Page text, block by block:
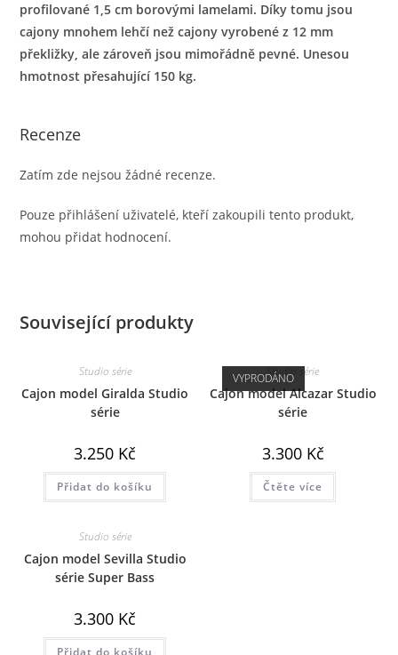
profilované 1,5 cm borovými lamelami. Díky tomu jsou
cajony mnohem lehčí než cajony vyrobené z 12 mm
překližky, ale zároveň jsou mimořádně pevné. Unesou
hmotnost přesahující 150 kg.
Recenze
Zatím zde nejsou žádné recenze.
Pouze přihlášení uživatelé, kteří zakoupili tento produkt,
mohou přidat hodnocení.
Související produkty
Studio série
Cajon model Giralda Studio
série
3.250 Kč
Přidat do košíku
VYPRODÁNOStudio série
Cajon model Alcazar Studio
série
3.300 Kč
Čtěte více
Studio série
Cajon model Sevilla Studio
série Super Bass
3.300 Kč
Přidat do košíku